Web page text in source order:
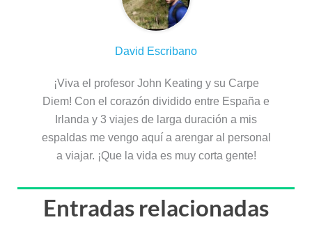
David Escribano
¡Viva el profesor John Keating y su Carpe
Diem! Con el corazón dividido entre España e
Irlanda y 3 viajes de larga duración a mis
espaldas me vengo aquí a arengar al personal
a viajar. ¡Que la vida es muy corta gente!
Entradas relacionadas